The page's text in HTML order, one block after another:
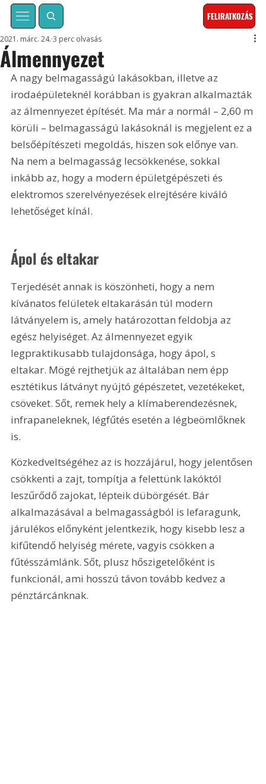
FELIRATKOZÁS
Álmennyezet
2021. márc. 24. 3 perc olvasás
A nagy belmagasságú lakásokban, illetve az
irodaépületeknél korábban is gyakran alkalmazták
az álmennyezet építését. Ma már a normál – 2,60 m
körüli – belmagasságú lakásoknál is megjelent ez a
belsőépítészeti megoldás, hiszen sok előnye van.
Na nem a belmagasság lecsökkenése, sokkal
inkább az, hogy a modern épületgépészeti és
elektromos szerelvényezések elrejtésére kiváló
lehetőséget kínál.
Ápol és eltakar
Terjedését annak is köszönheti, hogy a nem
kívánatos felületek eltakarásán túl modern
látványelem is, amely határozottan feldobja az
egész helyiséget. Az álmennyezet egyik
legpraktikusabb tulajdonsága, hogy ápol, s
eltakar. Mögé rejthetjük az általában nem épp
esztétikus látványt nyújtó gépészetet, vezetékeket,
csöveket. Sőt, remek hely a klímaberendezésnek,
infrapaneleknek, légfűtés esetén a légbeömlőknek
is.
Közkedveltségéhez az is hozzájárul, hogy jelentősen
csökkenti a zajt, tompítja a felettünk lakóktól
leszűrődő zajokat, lépteik dübörgését. Bár
alkalmazásával a belmagasságból is lefaragunk,
járulékos előnyként jelentkezik, hogy kisebb lesz a
kifűtendő helyiség mérete, vagyis csökken a
fűtésszámlánk. Sőt, plusz hőszigetelőként is
funkcionál, ami hosszú távon tovább kedvez a
pénztárcánknak.